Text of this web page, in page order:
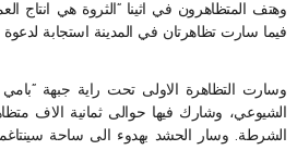
وهتف المتظاهرون في اثينا “الثروة هي انتاج
فيما سارت تظاهرتان في المدينة استجابة لدعوة
وسارت التظاهرة الاولى تحت راية جبهة “بامي
الشيوعي، وشارك فيها حوالى ثمانية الاف
الشرطة. وسار الحشد بهدوء الى ساحة